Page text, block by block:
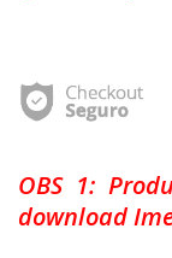
OBS 1:
download